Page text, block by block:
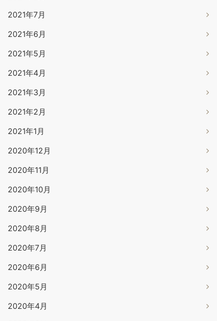
2021年7月
2021年6月
2021年5月
2021年4月
2021年3月
2021年2月
2021年1月
2020年12月
2020年11月
2020年10月
2020年9月
2020年8月
2020年7月
2020年6月
2020年5月
2020年4月